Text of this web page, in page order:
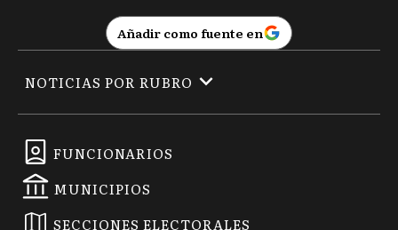
Añadir como fuente en
FUNCIONARIOS
MUNICIPIOS
SECCIONES ELECTORALES
NOTICIAS POR RUBRO